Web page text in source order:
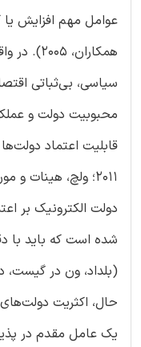
عوامل مهم افزایش
همکاران،
سیاسی، بی‌ثباتی
محبوبیت دولت و
قابلیت اعتماد
دولت الکترونیک بر
شده است که باید با
حال، اکثریت دولت‌های
یک عامل مقدم در